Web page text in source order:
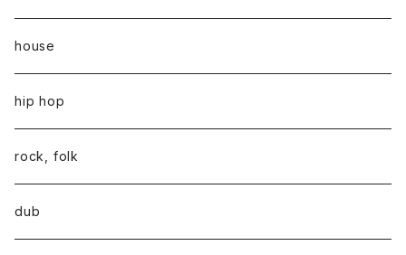
house
hip hop
rock, folk
dub